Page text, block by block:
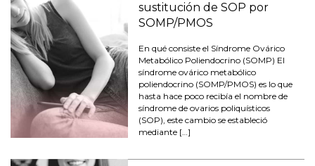
sustitución de SOP por
SOMP/PMOS
En qué consiste el Síndrome Ovárico
Metabólico Poliendocrino (SOMP) El
síndrome ovárico metabólico
poliendocrino (SOMP/PMOS) es lo que
hasta hace poco recibía el nombre de
síndrome de ovarios poliquísticos
(SOP), este cambio se estableció
mediante […]